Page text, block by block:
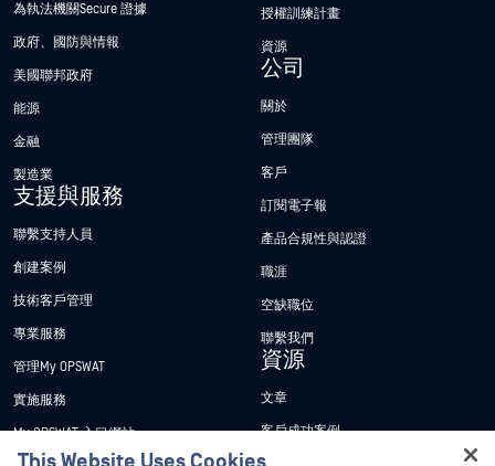
為執法機關Secure 證據
政府、國防與情報
美國聯邦政府
能源
金融
製造業
支援與服務
聯繫支持人員
創建案例
技術客戶管理
專業服務
管理My OPSWAT
實施服務
My OPSWAT 入口網站
授權訓練計畫
資源
公司
關於
管理團隊
客戶
訂閱電子報
產品合規性與認證
職涯
空缺職位
聯繫我們
資源
文章
客戶成功案例